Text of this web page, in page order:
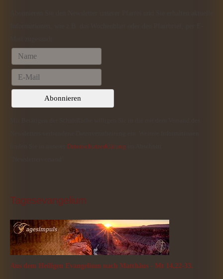
Datenschutzerklärung
Tagesevangelium
Aus dem Heiligen Evangelium nach Matthäus - Mt 14,22-33.